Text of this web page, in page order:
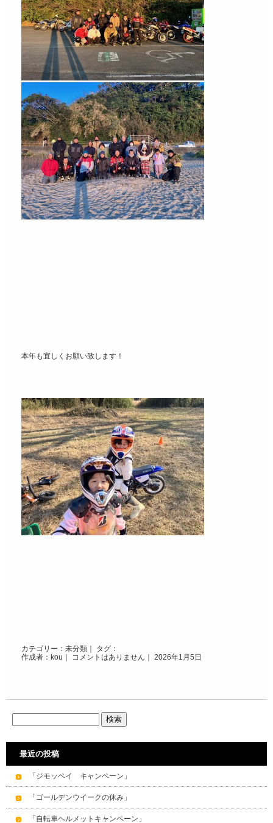
本年も宜しくお願い致します！
カテゴリー： 未分類 ｜ タグ：
作成者：kou｜ コメントはありません ｜ 2026年1月5日
最近の投稿
「ジモッペイ キャンペーン」
「ゴールデンウイークの休み」
「自転車ヘルメットキャンペーン」